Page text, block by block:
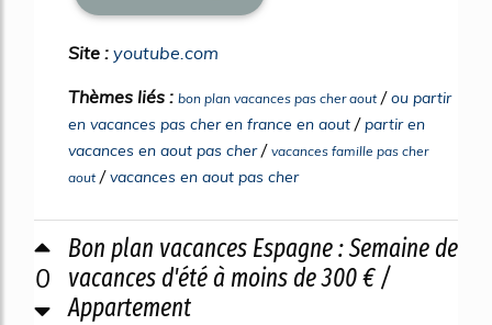
Site : youtube.com
Thèmes liés : bon plan vacances pas cher aout/ou partir
en vacances pas cher en france en aout /partir en
vacances en aout pas cher/ vacances famille pas cher
aout/vacances en aout pas cher
0
Bon plan vacances Espagne : Semaine de
vacances d'été à moins de 300 € /
Appartement